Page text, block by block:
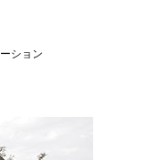
ション